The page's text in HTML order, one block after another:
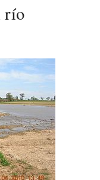
río